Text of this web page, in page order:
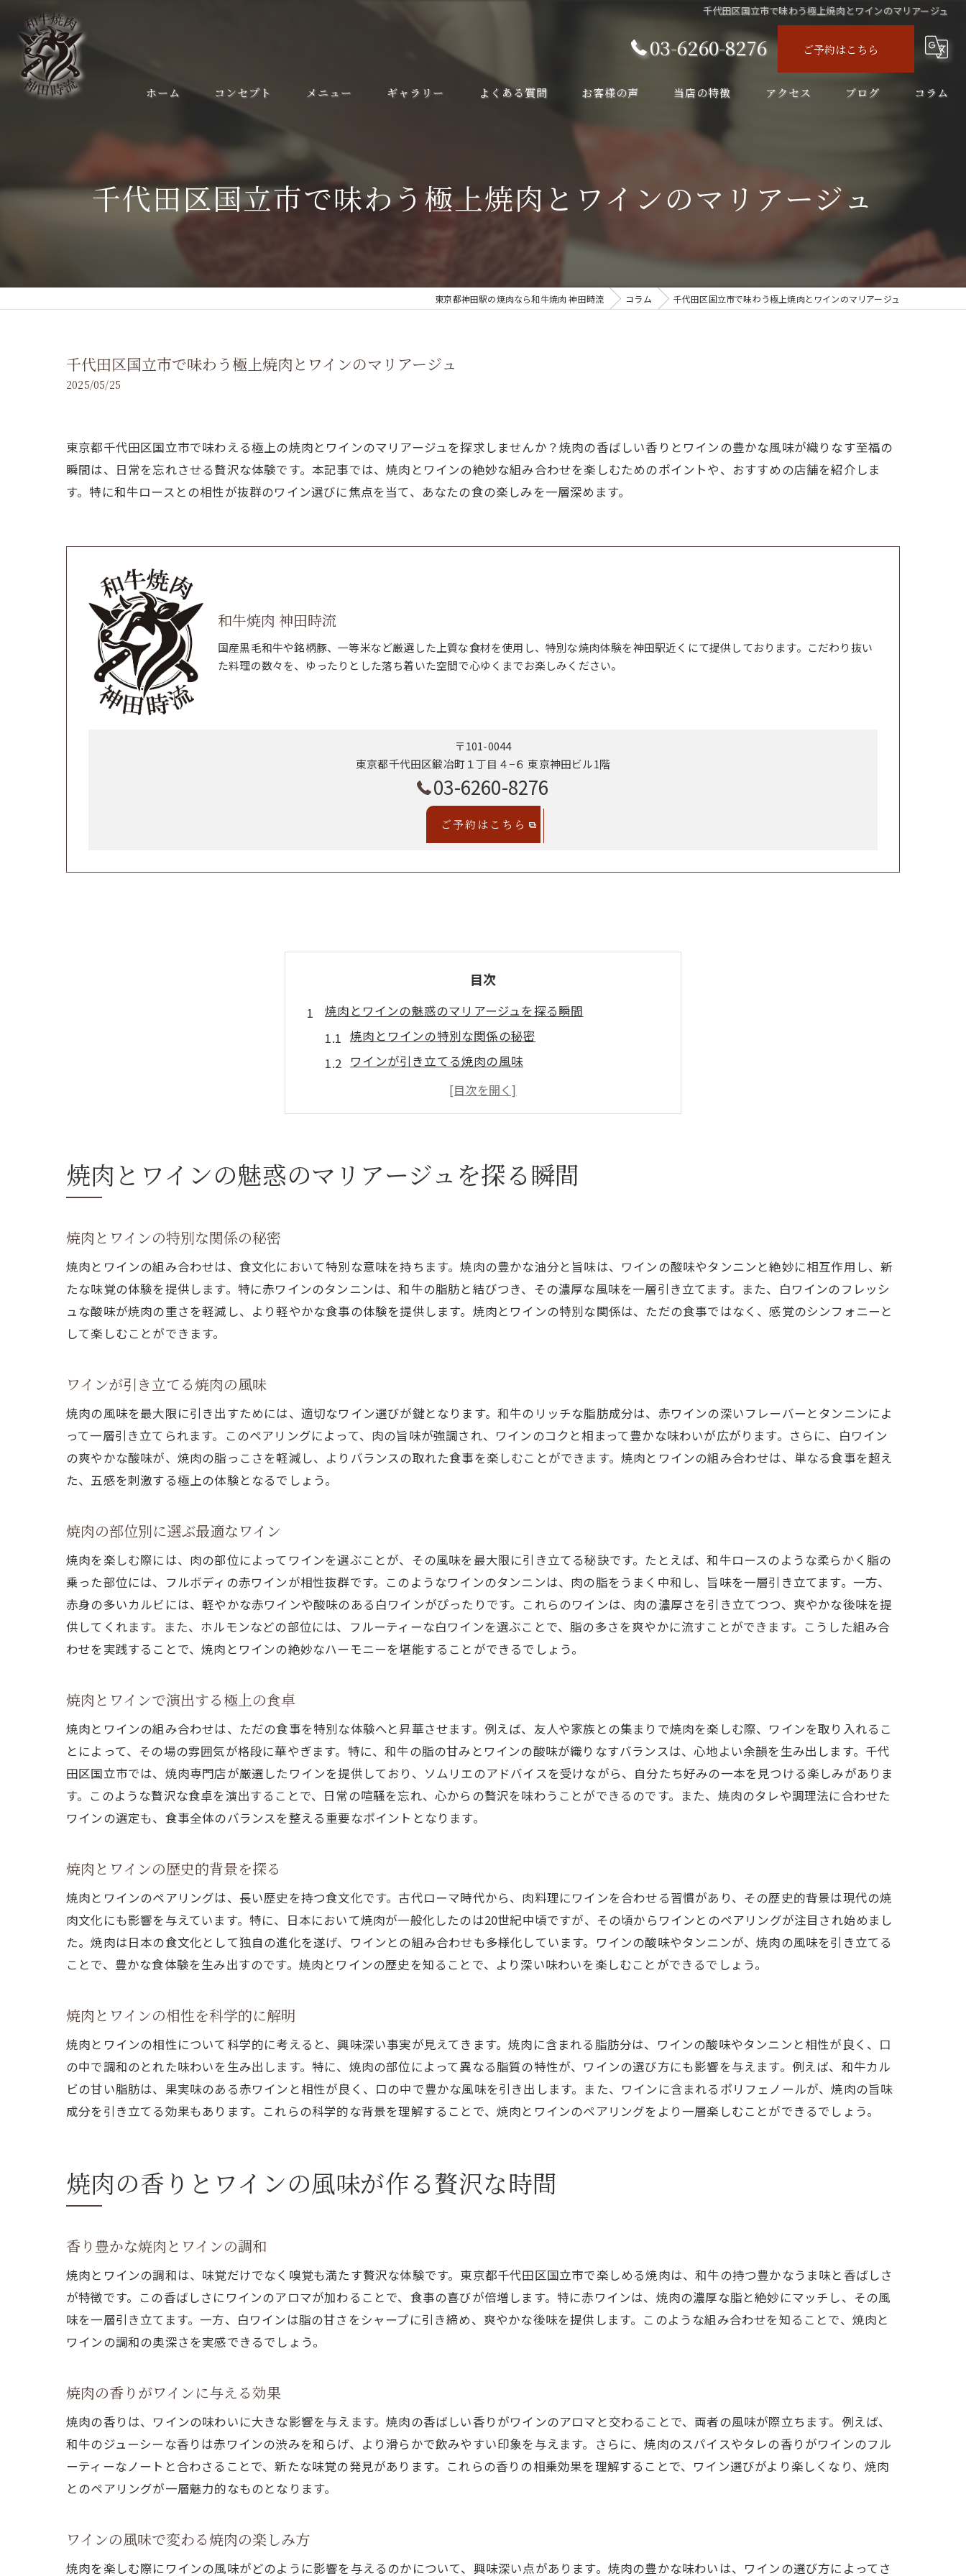
千代田区国立市で味わう極上焼肉とワインのマリアージュ
03-6260-8276 ご予約はこちら
ホーム コンセプト メニュー ギャラリー よくある質問 お客様の声 当店の特徴
ディナー
飲み会
アクセス ブログ コラム
千代田区国立市で味わう極上焼肉とワインのマリアージュ
東京都神田駅の焼肉なら和牛焼肉 神田時流 コラム 千代田区国立市で味わう極上焼肉とワインのマリアージュ
千代田区国立市で味わう極上焼肉とワインのマリアージュ
2025/05/25
東京都千代田区国立市で味わえる極上の焼肉とワインのマリアージュを探求しませんか？焼肉の香ばしい香りとワインの豊かな風味が織りなす至福の
瞬間は、日常を忘れさせる贅沢な体験です。本記事では、焼肉とワインの絶妙な組み合わせを楽しむためのポイントや、おすすめの店舗を紹介しま
す。特に和牛ロースとの相性が抜群のワイン選びに焦点を当て、あなたの食の楽しみを一層深めます。
和牛焼肉 神田時流
国産黒毛和牛や銘柄豚、一等米など厳選した上質な食材を使用し、特別な焼肉体験を神田駅近くにて提供しております。こだわり抜い
た料理の数々を、ゆったりとした落ち着いた空間で心ゆくまでお楽しみください。
〒101-0044
東京都千代田区鍛冶町１丁目４−６ 東京神田ビル1階
03-6260-8276
ご予約はこちら
目次
焼肉とワインの魅惑のマリアージュを探る瞬間
焼肉とワインの特別な関係の秘密
ワインが引き立てる焼肉の風味
焼肉の部位別に選ぶ最適なワイン
焼肉とワインで演出する極上の食卓
焼肉とワインの相性を科学的に解明
焼肉の香りとワインの風味が作る贅沢な時間
ワインの風味で変わる焼肉の楽しみ方
焼肉とワインで過ごす至福のひととき
香りと味を楽しむためのテイスティングガイド
和牛ロースに合うワインの選び方
和牛ロースとワインのペアリングのコツ
和牛ロースとワインを最大限に楽しむテクニック
地元で愛される焼肉とワインの名店紹介
千代田区国立市の焼肉とワイン専門店
焼肉とワインが評判のレストランガイド
地元の味を楽しむ焼肉とワインの名店
ジューシーな焼肉とワインの絶妙なハーモニー
焼肉のジューシーさを引き立てるワインの選び方
焼肉とワインの美味しさを最大化する方法
ジューシーな焼肉がワインに与える効果
焼肉とワインを楽しむための選び方とおすすめのペアリング
焼肉に合うワインの選び方ガイド
焼肉とワインの相性を高めるペアリング
初心者向け焼肉とワインの選び方
焼肉とワインを楽しむための秘訣
極上焼肉とワインで日常を忘れる特別なひととき
焼肉とワインで過ごす贅沢な時間
極上の焼肉とワインの体験を演出
焼肉とワインで感じる非日常の瞬間
焼肉とワインのマリアージュを楽しむためのポイント
心に残る焼肉とワインの体験談
焼肉とワインの組み合わせで感動する瞬間
焼肉とワインの魅惑のマリアージュを探る瞬間
焼肉とワインの特別な関係の秘密
焼肉とワインの組み合わせは、食文化において特別な意味を持ちます。焼肉の豊かな油分と旨味は、ワインの酸味やタンニンと絶妙に相互作用し、新
たな味覚の体験を提供します。特に赤ワインのタンニンは、和牛の脂肪と結びつき、その濃厚な風味を一層引き立てます。また、白ワインのフレッシ
ュな酸味が焼肉の重さを軽減し、より軽やかな食事の体験を提供します。焼肉とワインの特別な関係は、ただの食事ではなく、感覚のシンフォニーと
して楽しむことができます。
ワインが引き立てる焼肉の風味
焼肉の風味を最大限に引き出すためには、適切なワイン選びが鍵となります。和牛のリッチな脂肪成分は、赤ワインの深いフレーバーとタンニンによ
って一層引き立てられます。このペアリングによって、肉の旨味が強調され、ワインのコクと相まって豊かな味わいが広がります。さらに、白ワイン
の爽やかな酸味が、焼肉の脂っこさを軽減し、よりバランスの取れた食事を楽しむことができます。焼肉とワインの組み合わせは、単なる食事を超え
た、五感を刺激する極上の体験となるでしょう。
焼肉の部位別に選ぶ最適なワイン
焼肉を楽しむ際には、肉の部位によってワインを選ぶことが、その風味を最大限に引き立てる秘訣です。たとえば、和牛ロースのような柔らかく脂の
乗った部位には、フルボディの赤ワインが相性抜群です。このようなワインのタンニンは、肉の脂をうまく中和し、旨味を一層引き立てます。一方、
赤身の多いカルビには、軽やかな赤ワインや酸味のある白ワインがぴったりです。これらのワインは、肉の濃厚さを引き立てつつ、爽やかな後味を提
供してくれます。また、ホルモンなどの部位には、フルーティーな白ワインを選ぶことで、脂の多さを爽やかに流すことができます。こうした組み合
わせを実践することで、焼肉とワインの絶妙なハーモニーを堪能することができるでしょう。
焼肉とワインで演出する極上の食卓
焼肉とワインの組み合わせは、ただの食事を特別な体験へと昇華させます。例えば、友人や家族との集まりで焼肉を楽しむ際、ワインを取り入れるこ
とによって、その場の雰囲気が格段に華やぎます。特に、和牛の脂の甘みとワインの酸味が織りなすバランスは、心地よい余韻を生み出します。千代
田区国立市では、焼肉専門店が厳選したワインを提供しており、ソムリエのアドバイスを受けながら、自分たち好みの一本を見つける楽しみがありま
す。このような贅沢な食卓を演出することで、日常の喧騒を忘れ、心からの贅沢を味わうことができるのです。また、焼肉のタレや調理法に合わせた
ワインの選定も、食事全体のバランスを整える重要なポイントとなります。
焼肉とワインの歴史的背景を探る
焼肉とワインのペアリングは、長い歴史を持つ食文化です。古代ローマ時代から、肉料理にワインを合わせる習慣があり、その歴史的背景は現代の焼
肉文化にも影響を与えています。特に、日本において焼肉が一般化したのは20世紀中頃ですが、その頃からワインとのペアリングが注目され始めまし
た。焼肉は日本の食文化として独自の進化を遂げ、ワインとの組み合わせも多様化しています。ワインの酸味やタンニンが、焼肉の風味を引き立てる
ことで、豊かな食体験を生み出すのです。焼肉とワインの歴史を知ることで、より深い味わいを楽しむことができるでしょう。
焼肉とワインの相性を科学的に解明
焼肉とワインの相性について科学的に考えると、興味深い事実が見えてきます。焼肉に含まれる脂肪分は、ワインの酸味やタンニンと相性が良く、口
の中で調和のとれた味わいを生み出します。特に、焼肉の部位によって異なる脂質の特性が、ワインの選び方にも影響を与えます。例えば、和牛カル
ビの甘い脂肪は、果実味のある赤ワインと相性が良く、口の中で豊かな風味を引き出します。また、ワインに含まれるポリフェノールが、焼肉の旨味
成分を引き立てる効果もあります。これらの科学的な背景を理解することで、焼肉とワインのペアリングをより一層楽しむことができるでしょう。
焼肉の香りとワインの風味が作る贅沢な時間
香り豊かな焼肉とワインの調和
焼肉とワインの調和は、味覚だけでなく嗅覚も満たす贅沢な体験です。東京都千代田区国立市で楽しめる焼肉は、和牛の持つ豊かなうま味と香ばしさ
が特徴です。この香ばしさにワインのアロマが加わることで、食事の喜びが倍増します。特に赤ワインは、焼肉の濃厚な脂と絶妙にマッチし、その風
味を一層引き立てます。一方、白ワインは脂の甘さをシャープに引き締め、爽やかな後味を提供します。このような組み合わせを知ることで、焼肉と
ワインの調和の奥深さを実感できるでしょう。
焼肉の香りがワインに与える効果
焼肉の香りは、ワインの味わいに大きな影響を与えます。焼肉の香ばしい香りがワインのアロマと交わることで、両者の風味が際立ちます。例えば、
和牛のジューシーな香りは赤ワインの渋みを和らげ、より滑らかで飲みやすい印象を与えます。さらに、焼肉のスパイスやタレの香りがワインのフル
ーティーなノートと合わさることで、新たな味覚の発見があります。これらの香りの相乗効果を理解することで、ワイン選びがより楽しくなり、焼肉
とのペアリングが一層魅力的なものとなります。
ワインの風味で変わる焼肉の楽しみ方
焼肉を楽しむ際にワインの風味がどのように影響を与えるのかについて、興味深い点があります。焼肉の豊かな味わいは、ワインの選び方によってさ